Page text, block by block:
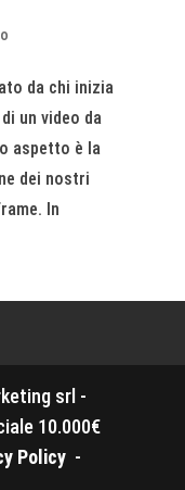
da chi inizia
un video da
aspetto è la
dei nostri
In
srl -
10.000€
Policy -